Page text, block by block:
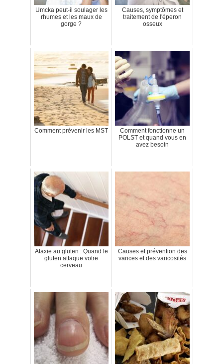
Umcka peut-il soulager les
rhumes et les maux de
gorge ?
Causes, symptômes et
traitement de l'éperon
osseux
Comment prévenir les MST
Comment fonctionne un
POLST et quand vous en
avez besoin
Ataxie au gluten : Quand le
gluten attaque votre
cerveau
Causes et prévention des
varices et des varicosités